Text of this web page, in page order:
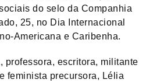
do selo da Companhia
25, no Dia Internacional
Americana e Caribenha.
professora, escritora, militante
feminista precursora, Lélia